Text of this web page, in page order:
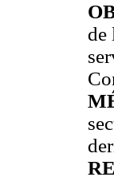
de